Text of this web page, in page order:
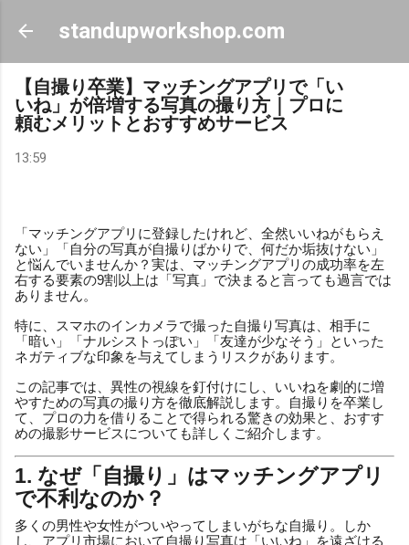
スキップしてメイン コンテンツに移動
standupworkshop.com
【自撮り卒業】マッチングアプリで「い
いね」が倍増する写真の撮り方｜プロに
頼むメリットとおすすめサービス
13:59
「マッチングアプリに登録したけれど、全然いいねがもらえ
ない」「自分の写真が自撮りばかりで、何だか垢抜けない」
と悩んでいませんか？実は、マッチングアプリの成功率を左
右する要素の9割以上は「写真」で決まると言っても過言では
ありません。
特に、スマホのインカメラで撮った自撮り写真は、相手に
「暗い」「ナルシストっぽい」「友達が少なそう」といった
ネガティブな印象を与えてしまうリスクがあります。
この記事では、異性の視線を釘付けにし、いいねを劇的に増
やすための写真の撮り方を徹底解説します。自撮りを卒業し
て、プロの力を借りることで得られる驚きの効果と、おすす
めの撮影サービスについても詳しくご紹介します。
1. なぜ「自撮り」はマッチングアプリ
で不利なのか？
多くの男性や女性がついやってしまいがちな自撮り。しか
し、アプリ市場において自撮り写真は「いいね」を遠ざける